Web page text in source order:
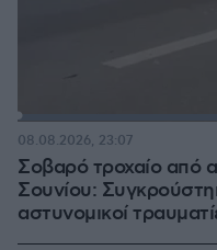
Σοβαρό τροχαίο από
Σουνίου:
αστυνομικοί
08.08.2026, 23:07